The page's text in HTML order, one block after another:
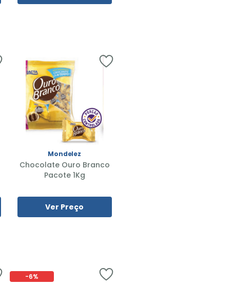
Mondelez
Chocolate Ouro Branco
Pacote 1Kg
Ver Preço
-6%